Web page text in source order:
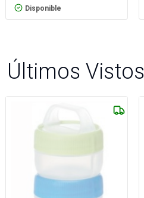
Disponible
Últimos Vistos